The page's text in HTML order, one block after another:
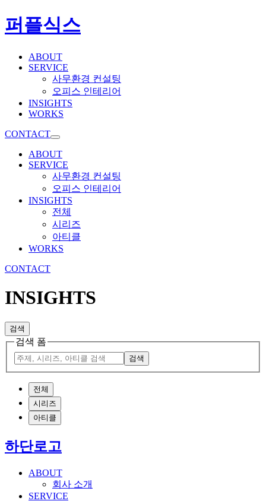
퍼플식스
ABOUT
SERVICE
사무환경 컨설팅
오피스 인테리어
INSIGHTS
WORKS
CONTACT
ABOUT
SERVICE
사무환경 컨설팅
오피스 인테리어
INSIGHTS
전체
시리즈
아티클
WORKS
CONTACT
INSIGHTS
검색
검색 폼
검색
전체
시리즈
아티클
하단로고
ABOUT
회사 소개
SERVICE